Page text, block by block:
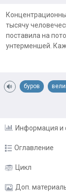
тысячу
поставила на
унтерменшей.
Редактура
Читать книгу
Заглядывайте в
буров
Информация и
Оглавление
Книга 4. Плен.
Глава 2
Цикл
Доп.